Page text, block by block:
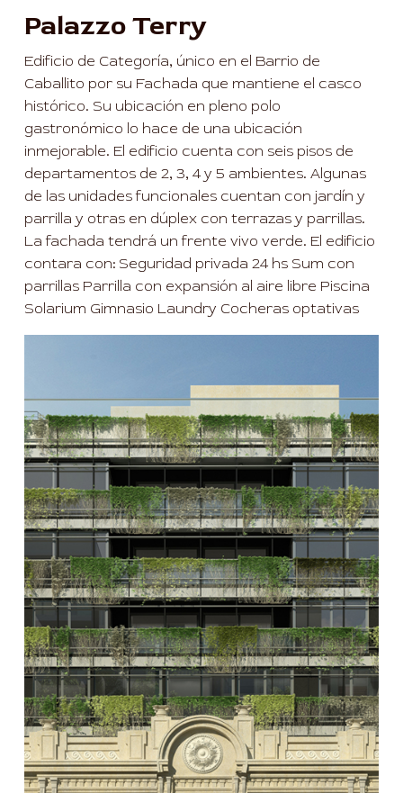
Palazzo Terry
Edificio de Categoría, único en el Barrio de
Caballito por su Fachada que mantiene el casco
histórico. Su ubicación en pleno polo
gastronómico lo hace de una ubicación
inmejorable. El edificio cuenta con seis pisos de
departamentos de 2, 3, 4 y 5 ambientes. Algunas
de las unidades funcionales cuentan con jardín y
parrilla y otras en dúplex con terrazas y parrillas.
La fachada tendrá un frente vivo verde. El edificio
contara con: Seguridad privada 24 hs Sum con
parrillas Parrilla con expansión al aire libre Piscina
Solarium Gimnasio Laundry Cocheras optativas